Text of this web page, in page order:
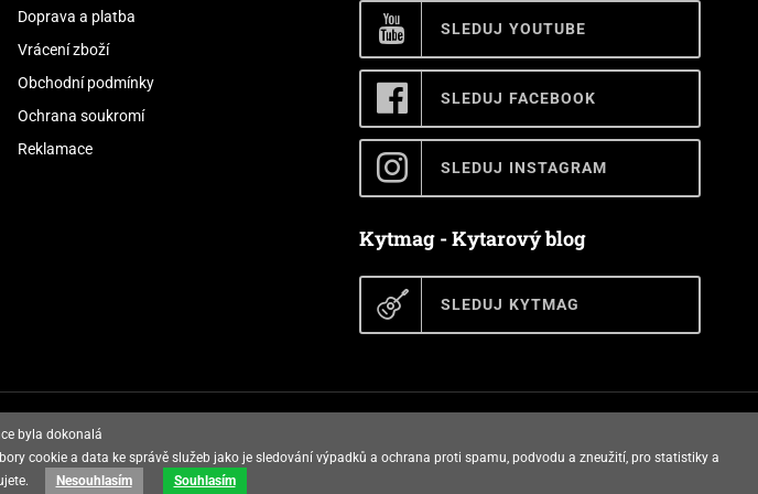
Doprava a platba
Vrácení zboží
Obchodní podmínky
Ochrana soukromí
Reklamace
SLEDUJ YOUTUBE
SLEDUJ FACEBOOK
SLEDUJ INSTAGRAM
Kytmag - Kytarový blog
SLEDUJ KYTMAG
byla dokonalá
cookie a data ke správě služeb jako je sledování výpadků a ochrana proti spamu, podvodu a zneužití, pro statistiky a
Nesouhlasím Souhlasím